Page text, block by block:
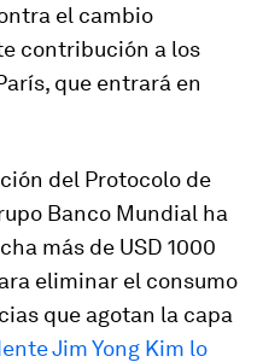
el cambio
contribución a los
que entrará en
del Protocolo de
Banco Mundial ha
más de USD 1000
eliminar el consumo
que agotan la capa
Jim Yong Kim lo